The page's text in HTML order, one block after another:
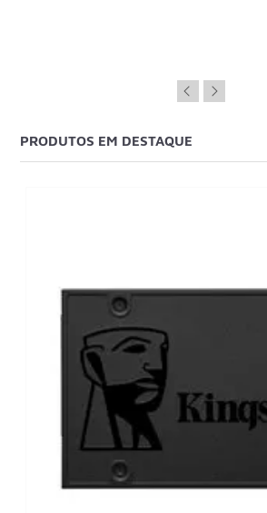
PRODUTOS EM DESTAQUE